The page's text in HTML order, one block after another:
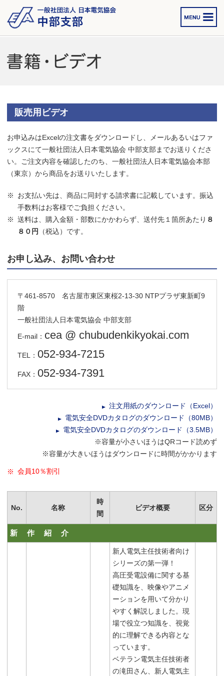
販売用ビデオ
お申込みはExcelの注文書をダウンロードし、メールあるいはファ
ックスにて一般社団法人日本電気協会 中部支部までお送りくださ
い。ご注文内容を確認したのち、一般社団法人日本電気協会本部
（東京）から商品をお送りいたします。
※
お支払い先は、商品に同封する請求書に記載しています。振込
手数料はお客様でご負担ください。
※ 送料は、購入金額・部数にかかわらず、送付先１箇所あたり ８
８０円
（税込）です。
お申し込み、お問い合わせ
〒461-8570 名古屋市東区東桜2-13-30 NTPプラザ東新町9
階
一般社団法人日本電気協会 中部支部
E-mail： cea @ chubudenkikyokai.com
TEL：052-934-7215
FAX：052-934-7391
注文用紙のダウンロード（Excel）
電気安全DVDカタログのダウンロード（80MB）
電気安全DVDカタログのダウンロード（3.5MB）
※容量が小さいほうはQRコード読めず
※容量が大きいほうはダウンロードに時間がかかります
※ 会員10％割引
No. 名称
時
間
ビデオ概要 区分
新 作 紹 介
新人電気主任技術者向け
シリーズの第一弾！
高圧受電設備に関する基
礎知識を、映像やアニメ
ーションを用いて分かり
やすく解説しました。現
場で役立つ知識を、視覚
的に理解できる内容とな
っています。
ベテラン電気主任技術者
の滝田さん、新人電気主